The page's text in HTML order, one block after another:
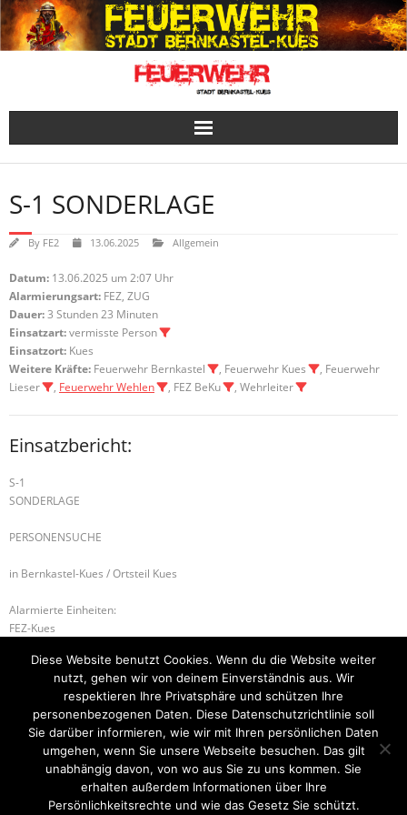
Skip
to
content
S-1 SONDERLAGE
By FE2 13.06.2025 Allgemein
Datum: 13.06.2025 um 2:07 Uhr
Alarmierungsart: FEZ, ZUG
Dauer:3 Stunden 23 Minuten
Einsatzart:vermisste Person
Einsatzort: Kues
Weitere Kräfte: Feuerwehr Bernkastel , Feuerwehr Kues
, Feuerwehr
Lieser
, Feuerwehr Wehlen , FEZ BeKu , Wehrleiter
Einsatzbericht:
S-1
SONDERLAGE
PERSONENSUCHE
in Bernkastel-Kues / Ortsteil Kues
Alarmierte Einheiten:
FEZ-Kues
Kues-Gruppe
ILtS-Trier-Lagedienstführer
H-1 UNTERSTÜTZUNG RETTUNGSDIENST H-1 Tragehilfe
Startseite Einsätze Mitglied werden Über uns
Diese Website benutzt Cookies. Wenn du die Website weiter
nutzt, gehen wir von deinem Einverständnis aus. Wir
respektieren Ihre Privatsphäre und schützen Ihre
personenbezogenen Daten. Diese Datenschutzrichtlinie soll
Sie darüber informieren, wie wir mit Ihren persönlichen Daten
umgehen, wenn Sie unsere Webseite besuchen. Das gilt
unabhängig davon, von wo aus Sie zu uns kommen. Sie
erhalten außerdem Informationen über Ihre
Persönlichkeitsrechte und wie das Gesetz Sie schützt.